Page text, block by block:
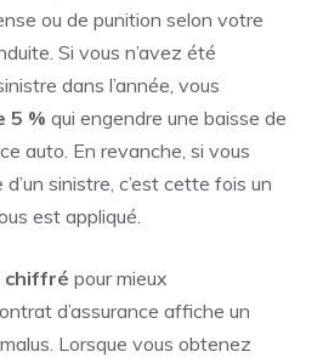
ou de punition selon votre
Si vous n’avez été
dans l’année, vous
5 % qui engendre une baisse de
auto. En revanche, si vous
sinistre, c’est cette fois un
est appliqué.
chiffré pour mieux
d’assurance affiche un
Lorsque vous obtenez